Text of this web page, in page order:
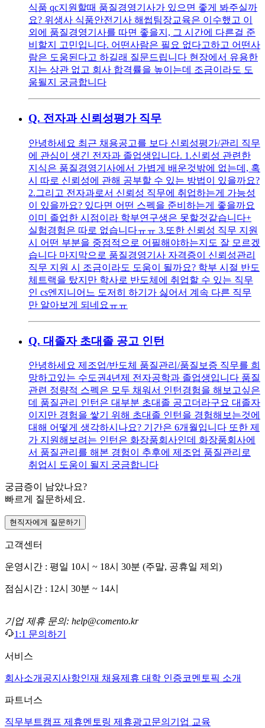
식품 qc지원할때 품질경영기사가 있으면 좋게 봐주실까
요? 위생사 식품안전기사 해썹팀장교육은 이수했고 이
외에 품질경영기사를 따면 좋을지, 그 시간에 다른걸 준
비할지 고민입니다. 어떤사람은 필요 없다고하고 어떤사
람은 도움된다고 하길래 질문드립니다 현장에서 유용한
지는 상관 없고 회사 합격률을 높이는데 조금이라도 도
움될지 궁금합니다
Q. 전자과 신뢰성평가 직무
안녕하세요 최근 채용공고를 보다 신뢰성평가/관리 직무
에 관심이 생긴 전자과 졸업생입니다. 1.신뢰성 관련한
지식은 품질경영기사에서 가볍게 배운것밖에 없는데, 혹
시 따로 신뢰성에 관해 공부할 수 있는 방법이 있을까요?
2.그리고 전자과로서 신뢰성 직무에 취업하는게 가능성
이 있을까요? 있다면 어떤 스펙을 준비하는게 좋을까요
이미 졸업한 시점이라 학부연구생은 못할것같습니다+
실험경험은 따로 없습니다ㅠㅠ 3.또한 신뢰성 직무 지원
시 어떤 부분을 중점적으로 어필해야하는지도 잘 모르겠
습니다 마지막으로 품질경영기사 자격증이 신뢰성관리
직무 지원 시 조금이라도 도움이 될까요? 학부 시절 반도
체트랙을 탔지만 학사로 반도체에 취업할 수 있는 직무
인 cs엔지니어느 도저히 하기가 싫어서 계속 다른 직무
만 알아보게 되네요ㅠㅠ
Q. 대졸자 초대졸 공고 인턴
안녕하세요 제조업/반도체 품질관리/품질보증 직무를 희
망하고있는 수도권4년제 전자공학과 졸업생입니다 품질
관련 정량적 스펙은 모두 채워서 인턴경험을 해보고싶은
데 품질관리 인턴은 대부분 초대졸 공고더라구요 대졸자
이지만 경험을 쌓기 위해 초대졸 인턴을 경험해보는것에
대해 어떻게 생각하시나요? 기간은 6개월입니다 또한 제
가 지원해보려는 인턴은 화장품회사인데 화장품회사에
서 품질관리를 해본 경험이 추후에 제조업 품질관리로
취업시 도움이 될지 궁금합니다
궁금증이 남았나요?
빠르게 질문하세요.
현직자에게 질문하기
고객센터
운영시간 : 평일 10시 ~ 18시 30분 (주말, 공휴일 제외)
점심시간 : 12시 30분 ~ 14시
기업 제휴 문의: help@comento.kr
1:1 문의하기
서비스
회사소개 공지사항인재 채용제휴 대학 인증코멘토픽 소개
파트너스
직무부트캠프 제휴멘토링 제휴광고문의 기업 교육